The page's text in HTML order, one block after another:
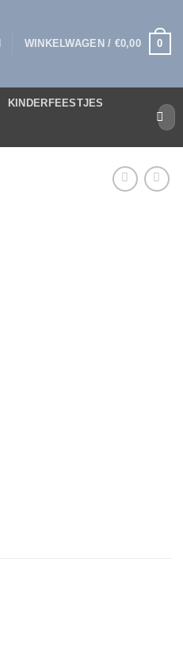
WINKELWAGEN / €0,00 0
KINDERFEESTJES
naar: